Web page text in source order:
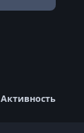
Активность